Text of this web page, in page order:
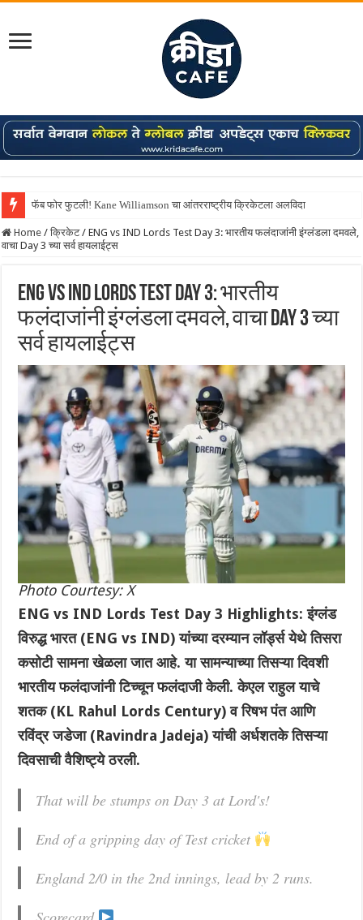
फॅब फोर फुटली! Kane Williamson चा आंतरराष्ट्रीय क्रिकेटला अलविदा
Home / क्रिकेट / ENG vs IND Lords Test Day 3: भारतीय फलंदाजांनी इंग्लंडला दमवले,
वाचा Day 3 च्या सर्व हायलाईट्स
ENG vs IND Lords Test Day 3: भारतीय
फलंदाजांनी इंग्लंडला दमवले, वाचा Day 3 च्या
सर्व हायलाईट्स
Photo Courtesy: X
ENG vs IND Lords Test Day 3 Highlights: इंग्लंड
विरुद्ध भारत (ENG vs IND) यांच्या दरम्यान लॉर्ड्स येथे तिसरा
कसोटी सामना खेळला जात आहे. या सामन्याच्या तिसऱ्या दिवशी
भारतीय फलंदाजांनी टिच्चून फलंदाजी केली. केएल राहुल याचे
शतक (KL Rahul Lords Century) व‌ रिषभ पंत आणि
रविंद्र जडेजा (Ravindra Jadeja) यांची अर्धशतके तिसऱ्या
दिवसाची वैशिष्ट्ये ठरली.
That will be stumps on Day 3 at Lord's!
End of a gripping day of Test cricket
England 2/0 in the 2nd innings, lead by 2 runs.